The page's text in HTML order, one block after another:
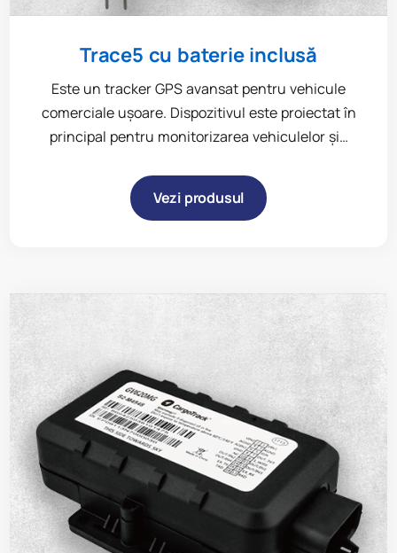
Trace5 cu baterie inclusă
Este un tracker GPS avansat pentru vehicule
comerciale ușoare. Dispozitivul este proiectat în
principal pentru monitorizarea vehiculelor și…
Vezi produsul